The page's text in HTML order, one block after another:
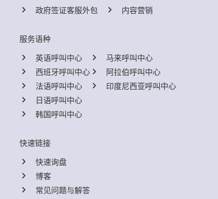
政府签证客服外包
内容营销
服务语种
英语呼叫中心
西班牙呼叫中心
法语呼叫中心
日语呼叫中心
韩国呼叫中心
马来呼叫中心
阿拉伯呼叫中心
印度尼西亚呼叫中心
快速链接
快速询盘
博客
常见问题与解答